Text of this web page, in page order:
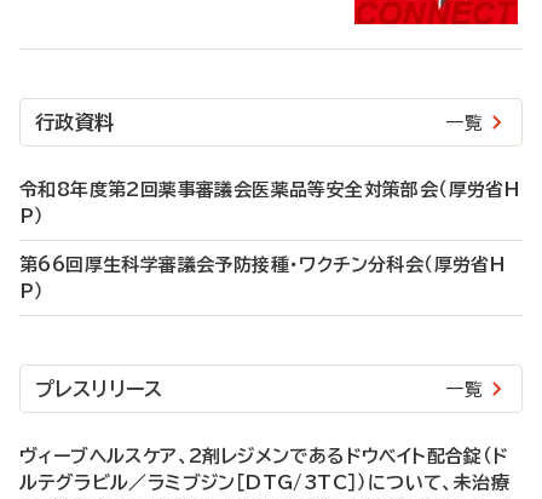
行政資料 一覧
令和8年度第2回薬事審議会医薬品等安全対策部会（厚労省H
P）
第66回厚生科学審議会予防接種・ワクチン分科会（厚労省H
P）
プレスリリース 一覧
ヴィーブヘルスケア、2剤レジメンであるドウベイト配合錠（ド
ルテグラビル／ラミブジン［DTG/3TC］）について、未治療